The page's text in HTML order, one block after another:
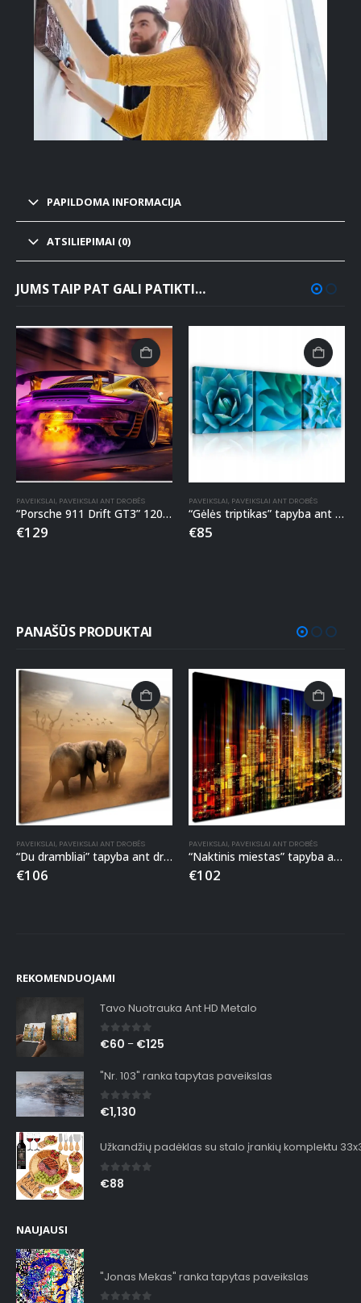
PAPILDOMA INFORMACIJA
ATSILIEPIMAI (0)
JUMS TAIP PAT GALI PATIKTI…
PAVEIKSLAI PAVEIKSLAI ANT DROBĖS
“Porsche 911 Drift GT3” 120x80cm paveikslas ant drobės
€129
PAVEIKSLAI PAVEIKSLAI ANT DROBĖS
“Gėlės triptikas” tapyba ant drobės
€85
PANAŠŪS PRODUKTAI
PAVEIKSLAI, PAVEIKSLAI ANT DROBĖS
“Du drambliai” tapyba ant drobės
€106
PAVEIKSLAI, PAVEIKSLAI ANT DROBĖS
“Naktinis miestas” tapyba ant drobės
€102
REKOMENDUOJAMI
Tavo Nuotrauka Ant HD Metalo
0out of 5
€60 – €125
"Nr. 103" ranka tapytas paveikslas
0out of 5
€1,130
Užkandžių padėklas su stalo įrankių komplektu
0out of 5
€88
NAUJAUSI
"Jonas Mekas" ranka tapytas paveikslas